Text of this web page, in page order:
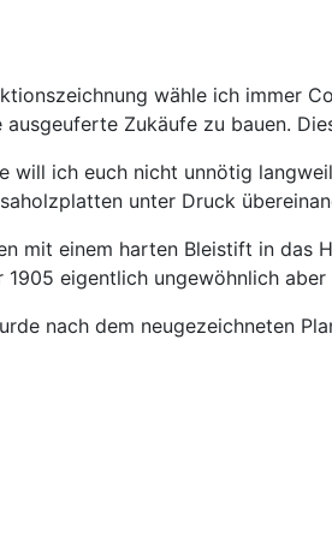
wähle ich immer
ausgeuferte Zukäufe zu bauen.
will ich euch nicht unnötig
unter Druck
mit einem harten Bleistift in das
1905 eigentlich ungewöhnlich
nach dem neugezeichneten